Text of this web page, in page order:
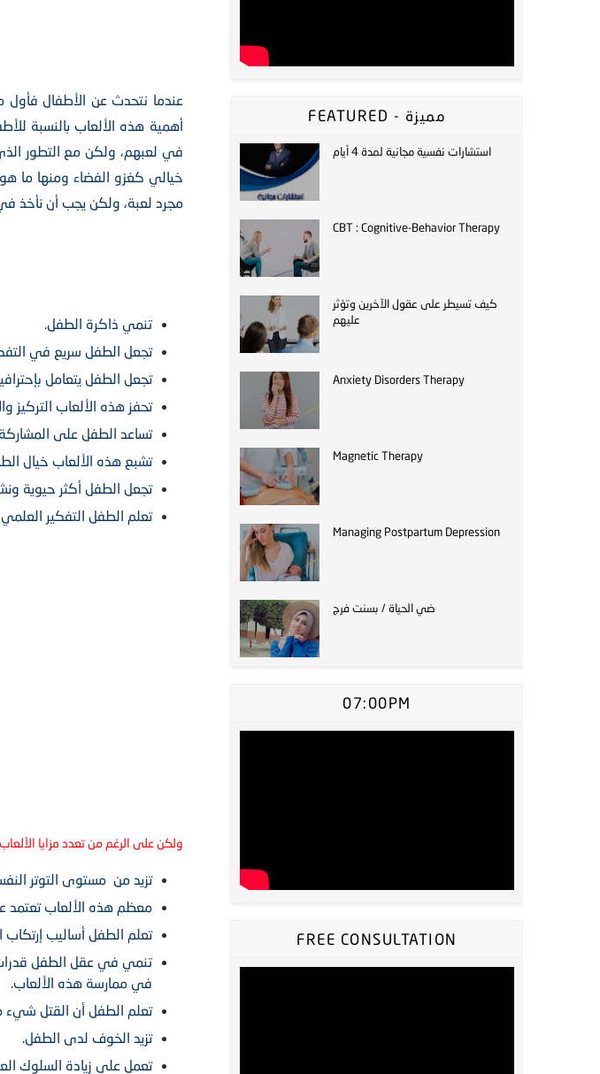
عندما نتحدث عن الأطفال فأول
أهمية هذه الألعاب بالنسبة
في لعبهم، ولكن مع التطور الذي
خيالي كغزو الفضاء ومنها ما
مجرد لعبة، ولكن يجب أن نأخذ في
تنمي ذاكرة الطفل.
تجعل الطفل سريع في
تجعل الطفل يتعامل
تحفز هذه الألعاب التركيز
تساعد الطفل على
تشبع هذه الألعاب خيال
تجعل الطفل أكثر حيوية
تعلم الطفل التفكير
ولكن على الرغم من تعدد مزايا
تزيد من مستوى التوتر
معظم هذه الألعاب تعتمد
تعلم الطفل أساليب إرتكاب
تنمي في عقل الطفل قدرات
في ممارسة هذه الألعاب.
تعلم الطفل أن القتل
تزيد الخوف لدى الطفل.
تعمل على زيادة السلوك
FEATURED - مميزة
استشارات نفسية مجانية لمدة 4 أيام
CBT : Cognitive-Behavior Therapy
كيف تسيطر على عقول الآخرين وتؤثر
عليهم
Anxiety Disorders Therapy
Magnetic Therapy
Managing Postpartum Depression
ضي الحياة / بسنت فرج
07:00PM
FREE CONSULTATION